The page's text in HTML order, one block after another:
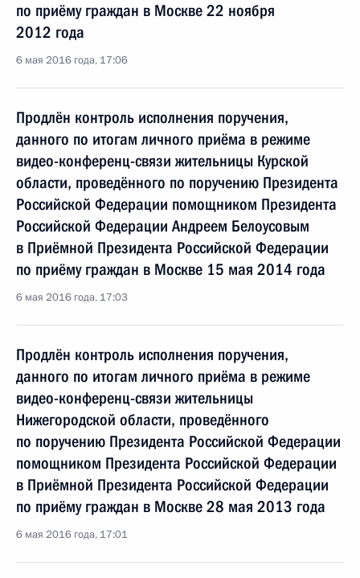
по приёму граждан в Москве 22 ноября
2012 года
6 мая 2016 года, 17:06
Продлён контроль исполнения поручения,
данного по итогам личного приёма в режиме
видео-конференц-связи жительницы Курской
области, проведённого по поручению Президента
Российской Федерации помощником Президента
Российской Федерации Андреем Белоусовым
в Приёмной Президента Российской Федерации
по приёму граждан в Москве 15 мая 2014 года
6 мая 2016 года, 17:03
Продлён контроль исполнения поручения,
данного по итогам личного приёма в режиме
видео-конференц-связи жительницы
Нижегородской области, проведённого
по поручению Президента Российской Федерации
помощником Президента Российской Федерации
в Приёмной Президента Российской Федерации
по приёму граждан в Москве 28 мая 2013 года
6 мая 2016 года, 17:01